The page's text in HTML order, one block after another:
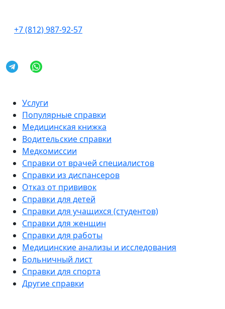
Услуги
Популярные справки
Медицинская книжка
Водительские справки
Медкомиссии
Справки от врачей специалистов
Справки из диспансеров
Отказ от прививок
Справки для детей
Справки для учащихся (студентов)
Справки для женщин
Справки для работы
Медицинские анализы и исследования
Больничный лист
Справки для спорта
Другие справки
+7 (812) 987-92-57